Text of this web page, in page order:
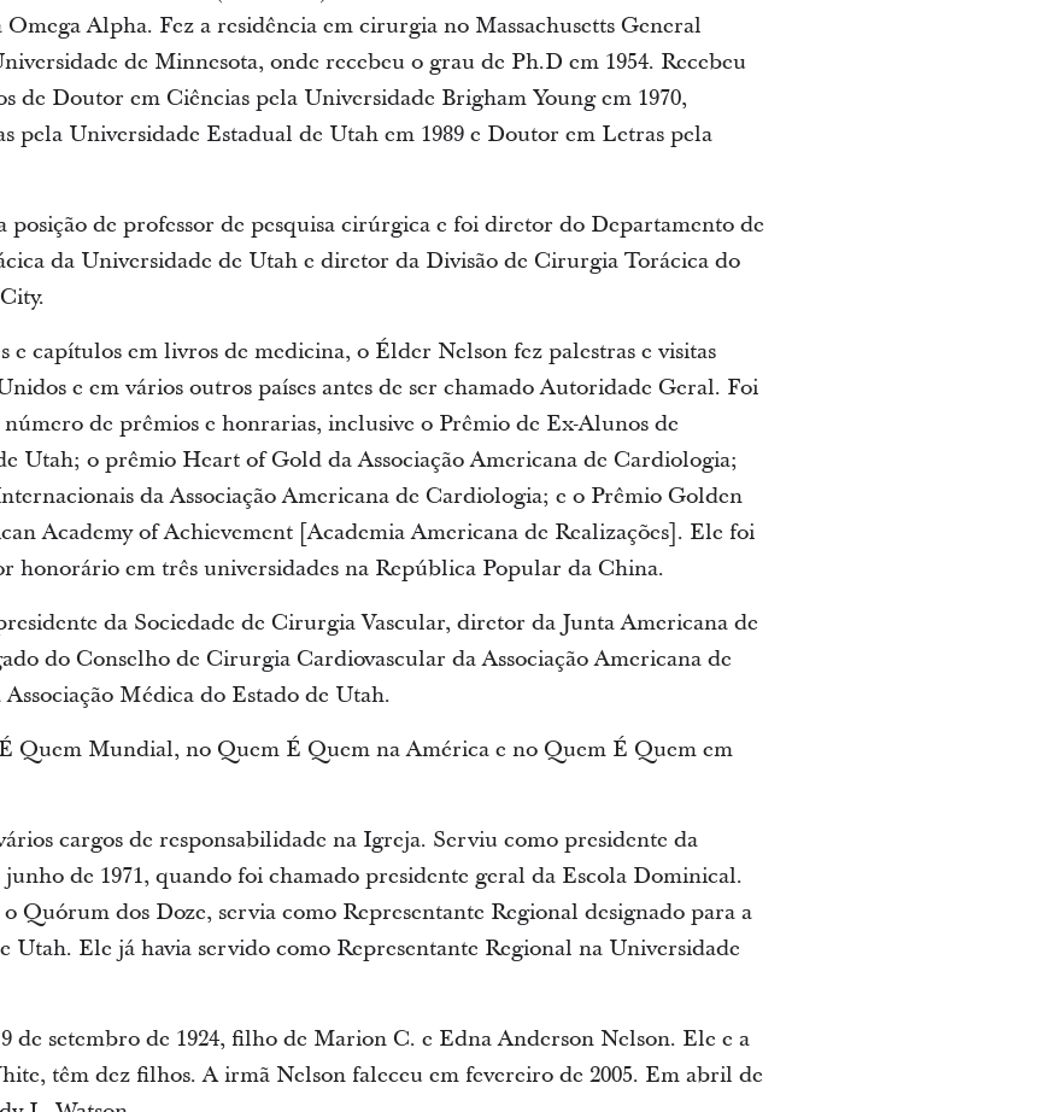
Alpha. Fez a residência em cirurgia no Massachusetts General
de Minnesota, onde recebeu o grau de Ph.D em 1954. Recebeu
de Doutor em Ciências pela Universidade Brigham Young em 1970,
pela Universidade Estadual de Utah em 1989 e Doutor em Letras pela
posição de professor de pesquisa cirúrgica e foi diretor do Departamento de
da Universidade de Utah e diretor da Divisão de Cirurgia Torácica do
e capítulos em livros de medicina, o Élder Nelson fez palestras e visitas
e em vários outros países antes de ser chamado Autoridade Geral. Foi
de prêmios e honrarias, inclusive o Prêmio de Ex-Alunos de
Utah; o prêmio Heart of Gold da Associação Americana de Cardiologia;
da Associação Americana de Cardiologia; e o Prêmio Golden
Academy of Achievement [Academia Americana de Realizações]. Ele foi
honorário em três universidades na República Popular da China.
da Sociedade de Cirurgia Vascular, diretor da Junta Americana de
do Conselho de Cirurgia Cardiovascular da Associação Americana de
Médica do Estado de Utah.
Quem Mundial, no Quem É Quem na América e no Quem É Quem em
cargos de responsabilidade na Igreja. Serviu como presidente da
junho de 1971, quando foi chamado presidente geral da Escola Dominical.
Quórum dos Doze, servia como Representante Regional designado para a
Utah. Ele já havia servido como Representante Regional na Universidade
de setembro de 1924, filho de Marion C. e Edna Anderson Nelson. Ele e a
têm dez filhos. A irmã Nelson faleceu em fevereiro de 2005. Em abril de